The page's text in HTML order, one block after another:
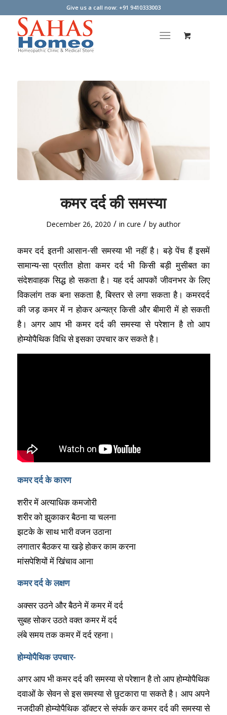
Give us a call now: +91 9410333003
कमर दर्द की समस्या
December 26, 2020 / incure / byauthor
कमर दर्द इतनी आसान-सी समस्या भी नहीं है। बड़े पेंच हैं इसमें
सामान्य-सा प्रतीत होता कमर दर्द भी किसी बड़ी मुसीबत का
संदेशवाहक सिद्ध हो सकता है। यह दर्द आपकों जीवनभर के लिए
विकलांग तक बना सकता है, बिस्तर से लगा सकता है। कमरदर्द
की जड़ कमर में न होकर अन्यत्र किसी और बीमारी में हो सकती
है। अगर आप भी कमर दर्द की समस्या से परेशान है तो आप
होम्योपैथिक विधि से इसका उपचार कर सकते है।
कमर दर्द के कारण
शरीर में अत्याधिक कमजोरी
शरीर को झुकाकर बैठना या चलना
झटके के साथ भारी वजन उठाना
लगातार बैठकर या खड़े होकर काम करना
मांसपेशियों में खिंचाव आना
कमर दर्द के लक्षण
अक्सर उठने और बैठने में कमर में दर्द
सुबह सोकर उठते वक्त कमर में दर्द
लंबे समय तक कमर में दर्द रहना।
होम्योपैथिक उपचार-
अगर आप भी कमर दर्द की समस्या से परेशान है तो आप होम्योपैथिक
दवाओं के सेवन से इस समस्या से छुटकारा पा सकते है। आप अपने
नजदीकी होम्योपैथिक डॉक्टर से संपर्क कर कमर दर्द की समस्या से